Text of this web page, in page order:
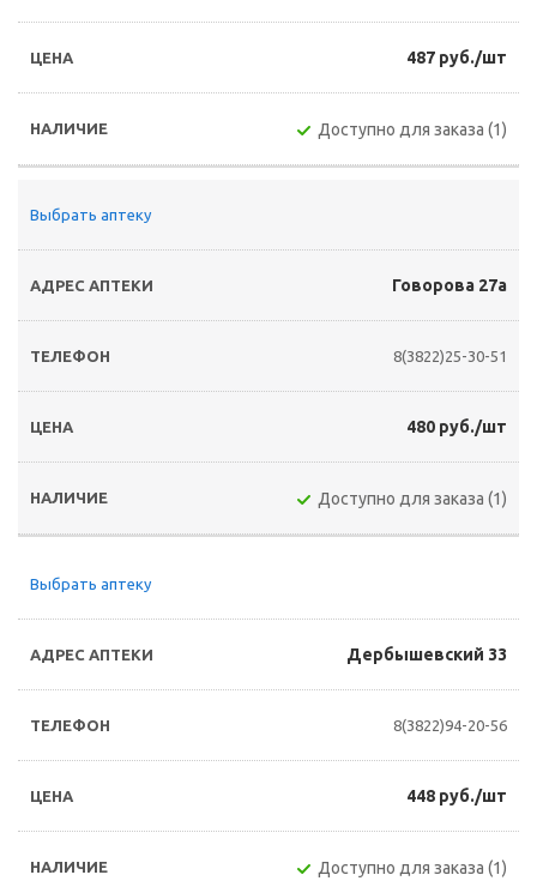
487 руб./шт
Доступно для заказа (1)
Выбрать аптеку
Говорова 27а
8(3822)25-30-51
480 руб./шт
Доступно для заказа (1)
Выбрать аптеку
Дербышевский 33
8(3822)94-20-56
448 руб./шт
Доступно для заказа (1)